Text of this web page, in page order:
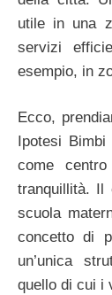
utile in una
servizi
esempio, in
Ecco,
Ipotesi
come
tranquillità. Il
scuola
concetto di
un’unica
quello di cui i